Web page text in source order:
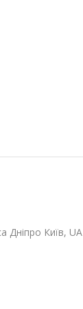
Дніпро Київ, UA